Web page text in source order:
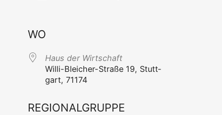
WO
Haus der Wirtschaft
Wil­li-Blei­cher-Stra­ße 19, Stutt­
gart, 71174
REGIONALGRUPPE